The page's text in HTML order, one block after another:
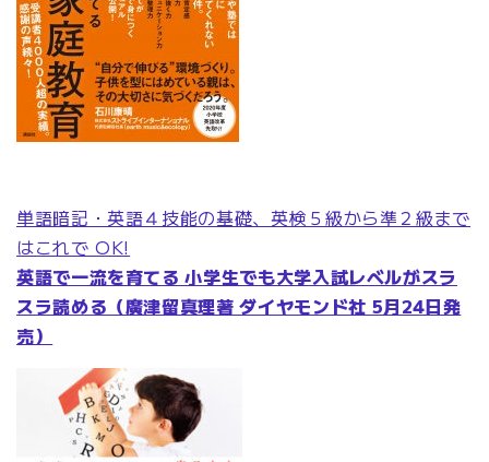
単語暗記・英語４技能の基礎、英検５級から準２級まで
はこれで OK!
英語で一流を育てる 小学生でも大学入試レベルがスラ
スラ読める（廣津留真理著 ダイヤモンド社 5月24日発
売）